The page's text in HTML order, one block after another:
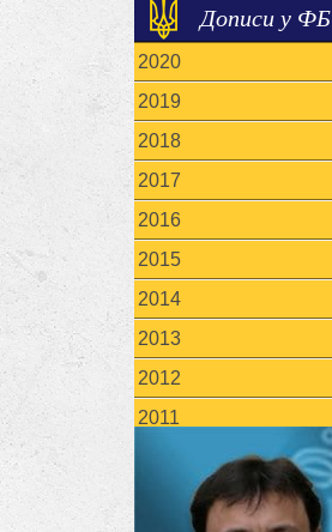
Дописи у ФБ
2020
2019
2018
2017
2016
2015
2014
2013
2012
2011